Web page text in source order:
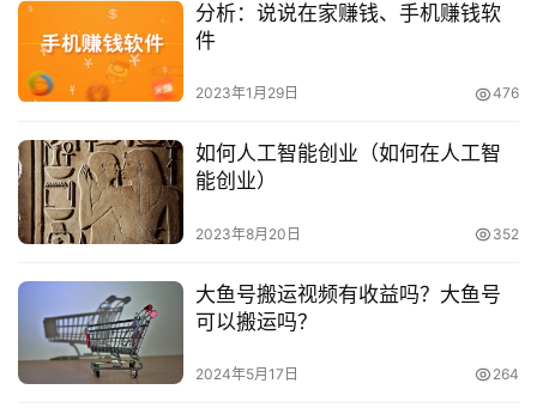
业
项
视
频
号
宝
分
享
挖机出租
基本上要找刚开工或在中期施工阶段的活。那样钱
时候我就要出去联系工地。联系好了，跟老板关系好的话打
声招呼，先退场。这是很关键。活一定要连续下去。雨季最
好别找装车活，基本都是停的。进新工地之前一定自己要去
别听那些老板说的。
除了租赁电脑和亲情之外，这个时代比较旺的，还
分析：说说在家赚钱、手机赚钱软
件
2023年1月29日 476
如何人工智能创业（如何在人工智
能创业）
2023年8月20日 352
大鱼号搬运视频有收益吗？大鱼号
可以搬运吗？
2024年5月17日 264